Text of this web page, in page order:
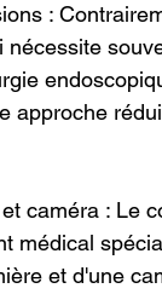
:
nécessite
approche
caméra : Le
médical
et d'une